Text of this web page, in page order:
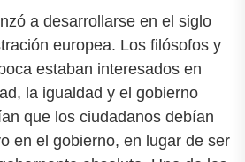
a desarrollarse en el siglo
europea. Los filósofos y
estaban interesados en
la igualdad y el gobierno
que los ciudadanos debían
en el gobierno, en lugar de ser